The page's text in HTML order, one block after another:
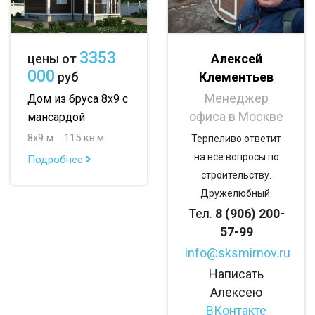
с панорамными окнами со вторым светом
с санузлом с туалетом
с беседкой с двумя входами
цены от 3353
000 руб
Дом из бруса 8х9 с
мансардой
8х9 м
115 кв.м.
Подробнее
Алексей
Клементьев
Менеджер
офиса в Москве
Терпеливо ответит
на все вопросы по
строительству.
Дружелюбный.
Тел. 8 (906) 200-
57-99
info@sksmirnov.ru
Написать
Алексею
ВКонтакте